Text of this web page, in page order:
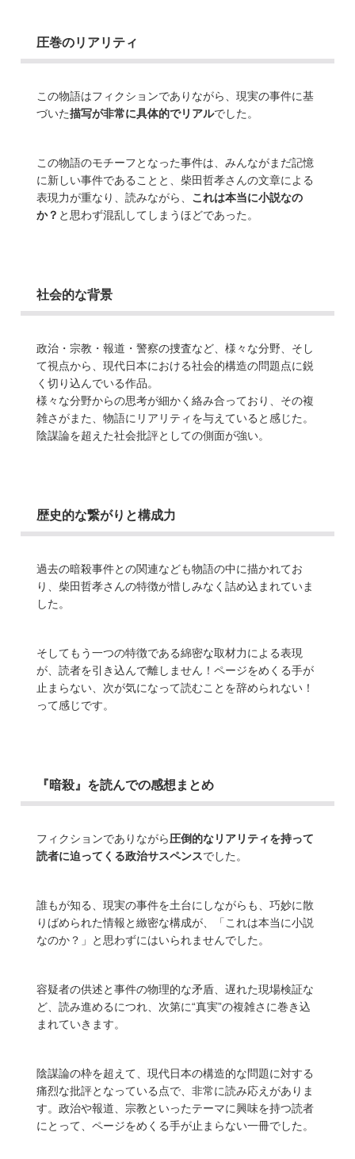
圧巻のリアリティ
この物語はフィクションでありながら、現実の事件に基
づいた描写が非常に具体的でリアルでした。
この物語のモチーフとなった事件は、みんながまだ記憶
に新しい事件であることと、柴田哲孝さんの文章による
表現力が重なり、読みながら、 これは本当に小説なの
か？ と思わず混乱してしまうほどであった。
社会的な背景
政治・宗教・報道・警察の捜査など、様々な分野、そし
て視点から、現代日本における社会的構造の問題点に鋭
く切り込んでいる作品。
様々な分野からの思考が細かく絡み合っており、その複
雑さがまた、物語にリアリティを与えていると感じた。
陰謀論を超えた社会批評としての側面が強い。
歴史的な繋がりと構成力
過去の暗殺事件との関連なども物語の中に描かれてお
り、柴田哲孝さんの特徴が惜しみなく詰め込まれていま
した。
そしてもう一つの特徴である綿密な取材力による表現
が、読者を引き込んで離しません！ページをめくる手が
止まらない、次が気になって読むことを辞められない！
って感じです。
『暗殺』を読んでの感想まとめ
フィクションでありながら圧倒的なリアリティを持って
読者に迫ってくる政治サスペンスでした。
誰もが知る、現実の事件を土台にしながらも、巧妙に散
りばめられた情報と緻密な構成が、「これは本当に小説
なのか？」と思わずにはいられませんでした。
容疑者の供述と事件の物理的な矛盾、遅れた現場検証な
ど、読み進めるにつれ、次第に“真実”の複雑さに巻き込
まれていきます。
陰謀論の枠を超えて、現代日本の構造的な問題に対する
痛烈な批評となっている点で、非常に読み応えがありま
す。政治や報道、宗教といったテーマに興味を持つ読者
にとって、ページをめくる手が止まらない一冊でした。